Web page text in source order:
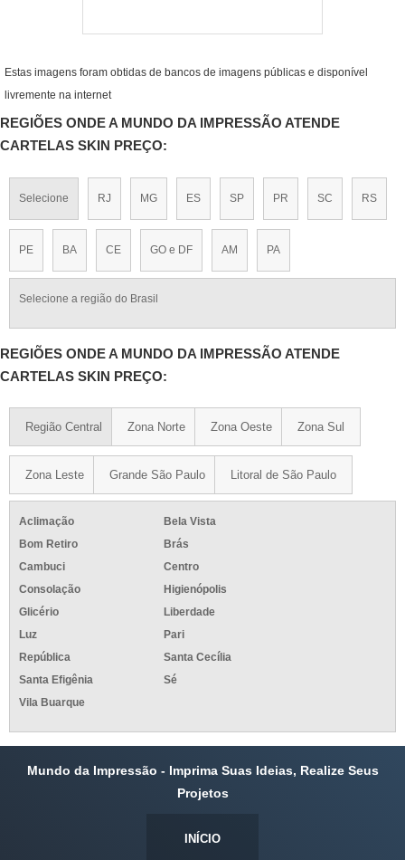
Estas imagens foram obtidas de bancos de imagens públicas e disponível
livremente na internet
REGIÕES ONDE A MUNDO DA IMPRESSÃO ATENDE
CARTELAS SKIN PREÇO:
Selecione RJ MG ES SP PR SC RS
PE BA CE GO e DF AM PA
Selecione a região do Brasil
REGIÕES ONDE A MUNDO DA IMPRESSÃO ATENDE
CARTELAS SKIN PREÇO:
Região Central Zona Norte Zona Oeste Zona Sul
Zona Leste Grande São Paulo Litoral de São Paulo
Aclimação
Bela Vista
Bom Retiro
Brás
Cambuci
Centro
Consolação
Higienópolis
Glicério
Liberdade
Luz
Pari
República
Santa Cecília
Santa Efigênia
Sé
Vila Buarque
Mundo da Impressão - Imprima Suas Ideias, Realize Seus
Projetos
INÍCIO